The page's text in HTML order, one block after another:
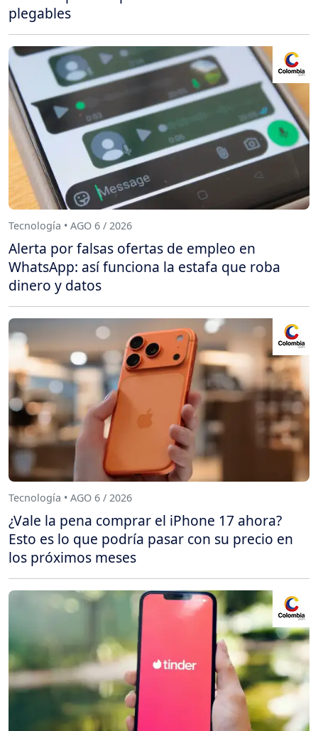
plegables
Tecnología • AGO 6 / 2026
Alerta por falsas ofertas de empleo en
WhatsApp: así funciona la estafa que roba
dinero y datos
Tecnología • AGO 6 / 2026
¿Vale la pena comprar el iPhone 17 ahora?
Esto es lo que podría pasar con su precio en
los próximos meses